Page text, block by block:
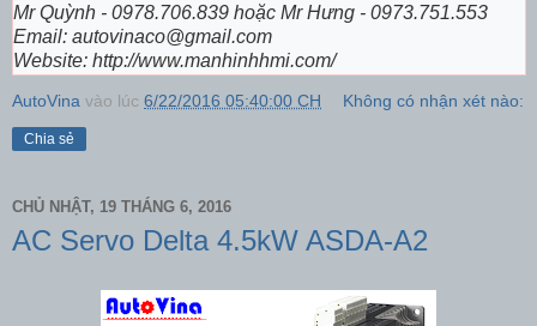
Mr Quỳnh - 0978.706.839 hoặc Mr Hưng - 0973.751.553
Email: autovinaco@gmail.com
Website: http://www.manhinhhmi.com/
AutoVina vào lúc 6/22/2016 05:40:00 CH Không có nhận xét nào:
Chia sẻ
CHỦ NHẬT, 19 THÁNG 6, 2016
AC Servo Delta 4.5kW ASDA-A2